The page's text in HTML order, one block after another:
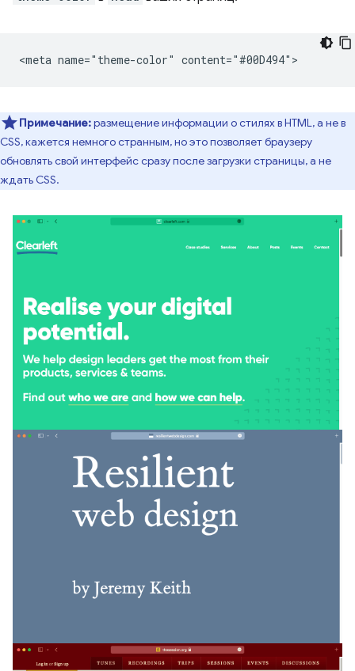
Примечание:размещение информации о стилях в HTML, а не в
CSS, кажется немного странным, но это позволяет браузеру
обновлять свой интерфейс сразу после загрузки страницы, а не
ждать CSS.